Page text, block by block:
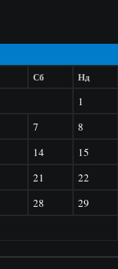
Сб Нд
1
7
8
14
15
21
22
28
29